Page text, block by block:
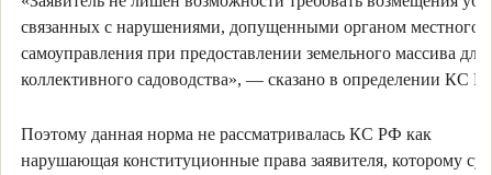
связанных с нарушениями, допущенными органом местного
самоуправления при предоставлении земельного массива для
коллективного садоводства», — сказано в определении КС
Поэтому данная норма не рассматривалась КС РФ как
нарушающая конституционные права заявителя, которому